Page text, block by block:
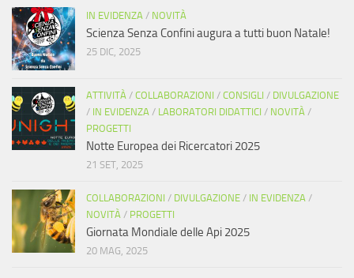
IN EVIDENZA / NOVITÀ
Scienza Senza Confini augura a tutti buon Natale!
25 DIC, 2025
ATTIVITÀ / COLLABORAZIONI / CONSIGLI / DIVULGAZIONE
/ IN EVIDENZA / LABORATORI DIDATTICI / NOVITÀ /
PROGETTI
Notte Europea dei Ricercatori 2025
21 SET, 2025
COLLABORAZIONI / DIVULGAZIONE / IN EVIDENZA /
NOVITÀ / PROGETTI
Giornata Mondiale delle Api 2025
20 MAG, 2025